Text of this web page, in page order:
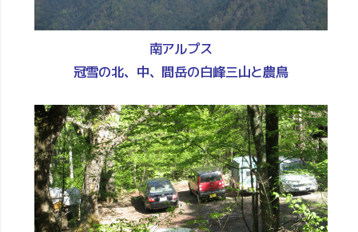
南アルプス
冠雪の北、中、間岳の白峰三山と農鳥